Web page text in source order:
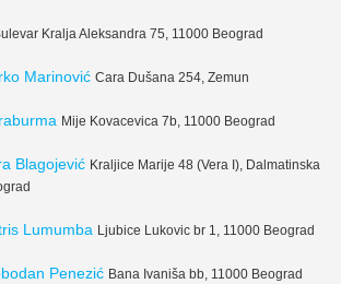
Kralja Aleksandra 75, 11000 Beograd
Marinović Cara Dušana 254, Zemun
Mije Kovacevica 7b, 11000 Beograd
Blagojević Kraljice Marije 48 (Vera I), Dalmatinska
Lumumba Ljubice Lukovic br 1, 11000 Beograd
Penezić Bana Ivaniša bb, 11000 Beograd